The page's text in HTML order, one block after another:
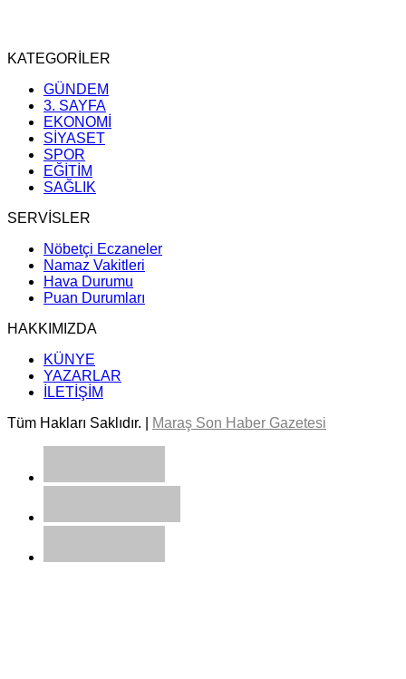
KATEGORİLER
GÜNDEM
3. SAYFA
EKONOMİ
SİYASET
SPOR
EĞİTİM
SAĞLIK
SERVİSLER
Nöbetçi Eczaneler
Namaz Vakitleri
Hava Durumu
Puan Durumları
HAKKIMIZDA
KÜNYE
YAZARLAR
İLETİŞİM
Tüm Hakları Saklıdır. |
Maraş Son Haber Gazetesi